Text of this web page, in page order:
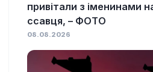
привітали з іменинами
ссавця, – ФОТО
08.08.2026